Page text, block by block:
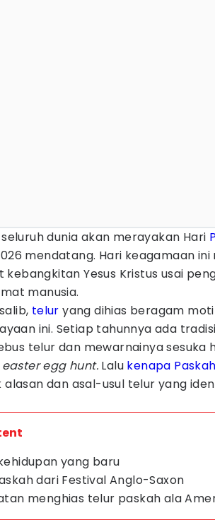
dunia akan merayakan Hari
mendatang. Hari keagamaan
Yesus Kristus usai
manusia.
telur yang dihias beragam
ini. Setiap tahunnya ada
telur dan mewarnainya sesuka
easter egg hunt. Lalu kenapa
alasan dan asal-usul telur yang
yang baru
dari Festival Anglo-Saxon
menghias telur paskah ala